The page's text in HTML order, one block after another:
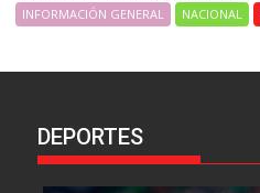
INFORMACIÓN GENERAL NACIONAL
DEPORTES